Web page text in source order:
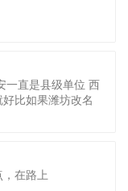
一直是县级单位 西
比如果潍坊改名
在路上